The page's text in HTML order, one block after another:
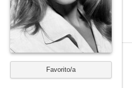
Favorito/a